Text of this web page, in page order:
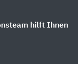
hilft Ihnen